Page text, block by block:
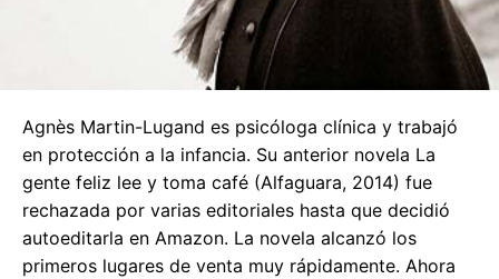
Agnès Martin-Lugand es psicóloga clínica y trabajó
en protección a la infancia. Su anterior novela La
gente feliz lee y toma café (Alfaguara, 2014) fue
rechazada por varias editoriales hasta que decidió
autoeditarla en Amazon. La novela alcanzó los
primeros lugares de venta muy rápidamente. Ahora